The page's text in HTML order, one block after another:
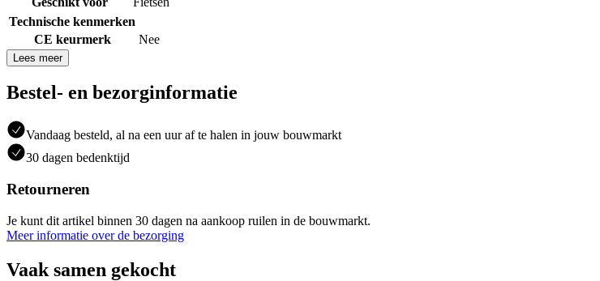
Technische kenmerken
CE keurmerk
Nee
Lees meer
Bestel- en bezorginformatie
Vandaag besteld, al na een uur af te halen in jouw bouwmarkt
30 dagen bedenktijd
Retourneren
Je kunt dit artikel binnen 30 dagen na aankoop ruilen in de bouwmarkt.
Meer informatie over de bezorging
Vaak samen gekocht